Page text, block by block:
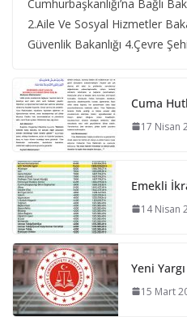
Cumhurbaşkanlığı’na Bağlı
2.Aile Ve Sosyal Hizmetler
Güvenlik Bakanlığı 4.Çevre
Cuma
17 Nisan
Emekli
14 Nisan
Yeni
15 Mart